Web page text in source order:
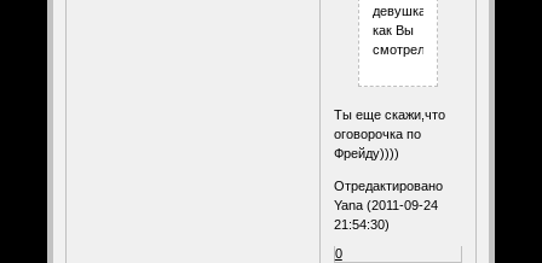
девушка...и
как Вы
смотрели?...Ай,ай,яй.
Ты еще скажи,что
оговорочка по
Фрейду))))
Отредактировано
Yana (2011-09-24
21:54:30)
0